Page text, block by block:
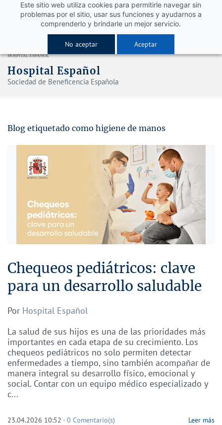
Este sitio web utiliza cookies para permitirle navegar sin
problemas por el sitio, usar sus funciones y ayudarnos a
comprenderlo y brindarle un mejor servicio.
No aceptar Aceptar
Hospital Español
Sociedad de Beneficencia Española
Blog etiquetado como higiene de manos
Chequeos pediátricos: clave
para un desarrollo saludable
Por Hospital Español
La salud de sus hijos es una de las prioridades más
importantes en cada etapa de su crecimiento. Los
chequeos pediátricos no solo permiten detectar
enfermedades a tiempo, sino también acompañar de
manera integral su desarrollo físico, emocional y
social. Contar con un equipo médico especializado y
c...
23.04.2026 10:52 -0 Comentario(s) Leer más